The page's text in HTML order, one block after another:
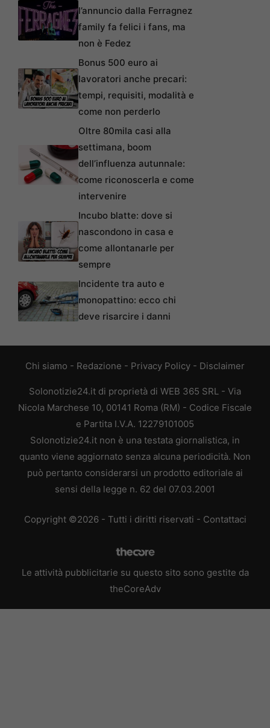
l’annuncio dalla Ferragnez
family fa felici i fans, ma
non è Fedez
Bonus 500 euro ai
lavoratori anche precari:
tempi, requisiti, modalità e
come non perderlo
Oltre 80mila casi alla
settimana, boom
dell’influenza autunnale:
come riconoscerla e come
intervenire
Incubo blatte: dove si
nascondono in casa e
come allontanarle per
sempre
Incidente tra auto e
monopattino: ecco chi
deve risarcire i danni
Chi siamo - Redazione - Privacy Policy - Disclaimer
Solonotizie24.it di proprietà di WEB 365 SRL - Via
Nicola Marchese 10, 00141 Roma (RM) - Codice Fiscale
e Partita I.V.A. 12279101005
Solonotizie24.it non è una testata giornalistica, in
quanto viene aggiornato senza alcuna periodicità. Non
può pertanto considerarsi un prodotto editoriale ai
sensi della legge n. 62 del 07.03.2001
Copyright ©2026 - Tutti i diritti riservati - Contattaci
Le attività pubblicitarie su questo sito sono gestite da
theCoreAdv